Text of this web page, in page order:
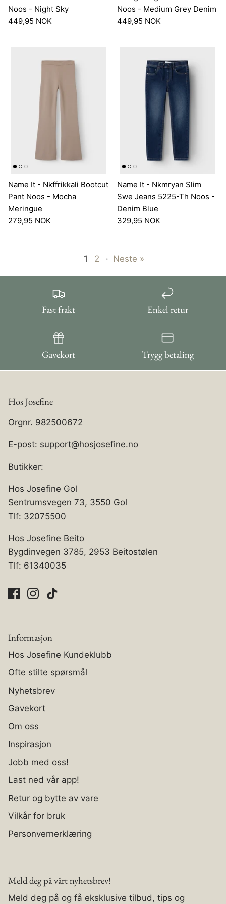
Noos - Night Sky
449,95 NOK
Noos - Medium Grey Denim
449,95 NOK
Name It - Nkffrikkali Bootcut
Pant Noos - Mocha
Meringue
279,95 NOK
Name It - Nkmryan Slim
Swe Jeans 5225-Th Noos -
Denim Blue
329,95 NOK
1 2 · Neste »
Fast frakt Enkel retur
Gavekort Trygg betaling
Hos Josefine
Orgnr. 982500672
E-post: support@hosjosefine.no
Butikker:
Hos Josefine Gol
Sentrumsvegen 73, 3550 Gol
Tlf: 32075500
Hos Josefine Beito
Bygdinvegen 3785, 2953 Beitostølen
Tlf: 61340035
Informasjon
Hos Josefine Kundeklubb
Ofte stilte spørsmål
Nyhetsbrev
Gavekort
Om oss
Inspirasjon
Jobb med oss!
Last ned vår app!
Retur og bytte av vare
Vilkår for bruk
Personvernerklæring
Meld deg på vårt nyhetsbrev!
Meld deg på og få eksklusive tilbud, tips og